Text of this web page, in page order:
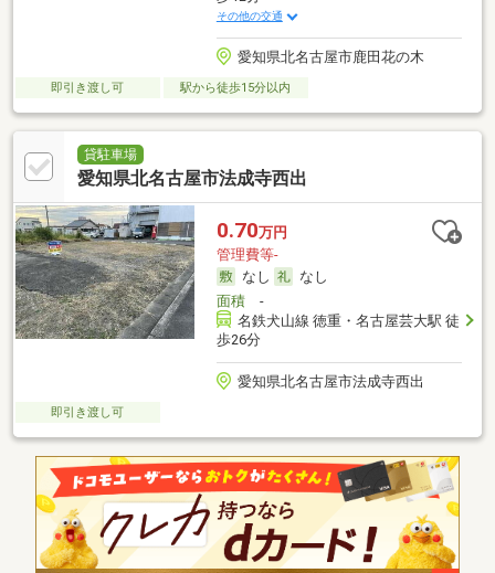
その他の交通
愛知県北名古屋市鹿田花の木
即引き渡し可 駅から徒歩15分以内
貸駐車場
愛知県北名古屋市法成寺西出
0.70万円
管理費等-
なし
なし
面積-
名鉄犬山線 徳重・名古屋芸大駅 徒
歩26分
愛知県北名古屋市法成寺西出
即引き渡し可